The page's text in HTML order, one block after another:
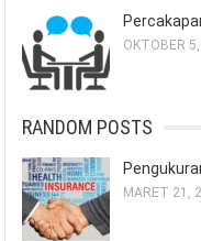
OKTOBER
RANDOM POSTS
MARET 21,